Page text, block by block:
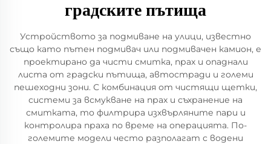
градските пътища
Устройството за подмиване на улици, известно
също като пътен подмивач или подмивачен камион, е
проектирано да чисти смитка, прах и опаднали
листа от градски пътища, автостради и големи
пешеходни зони. С комбинация от чистящи щетки,
системи за всмукване на прах и съхранение на
смитката, то филтрира изхвърляните пари и
контролира праха по време на операцията. По-
големите модели често разполагат с водени